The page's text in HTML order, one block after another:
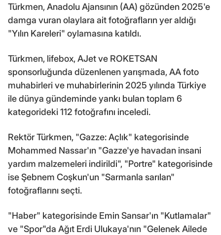
Türkmen, Anadolu Ajansının (AA) gözünden 2025'e
damga vuran olaylara ait fotoğrafların yer aldığı
"Yılın Kareleri" oylamasına katıldı.
Türkmen, lifebox, AJet ve ROKETSAN
sponsorluğunda düzenlenen yarışmada, AA foto
muhabirleri ve muhabirlerinin 2025 yılında Türkiye
ile dünya gündeminde yankı bulan toplam 6
kategorideki 112 fotoğrafını inceledi.
Rektör Türkmen, "Gazze: Açlık" kategorisinde
Mohammed Nassar'ın "Gazze'ye havadan insani
yardım malzemeleri indirildi", "Portre" kategorisinde
ise Şebnem Coşkun'un "Sarmanla sarılan"
fotoğraflarını seçti.
"Haber" kategorisinde Emin Sansar'ın "Kutlamalar"
ve "Spor"da Ağıt Erdi Ulukaya'nın "Gelenek Ailede